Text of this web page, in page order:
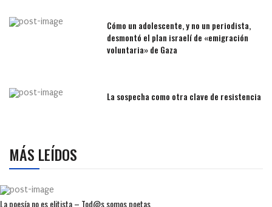
Cómo un adolescente, y no un periodista,
desmontó el plan israelí de «emigración
voluntaria» de Gaza
La sospecha como otra clave de resistencia
MÁS LEÍDOS
La poesía no es elitista – Tod@s somos poetas